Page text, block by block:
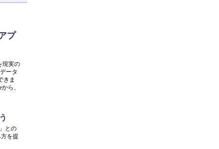
プ
現実の
ータ
きま
ら、
との
を提